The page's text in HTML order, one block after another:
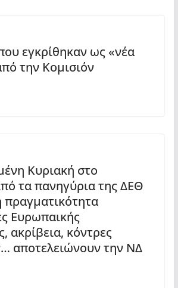
εγκρίθηκαν ως «νέα
την Κομισιόν
Κυριακή στο
τα πανηγύρια της ΔΕΘ
πραγματικότητα
Ευρωπαικής
ακρίβεια, κόντρες
αποτελειώνουν την ΝΔ